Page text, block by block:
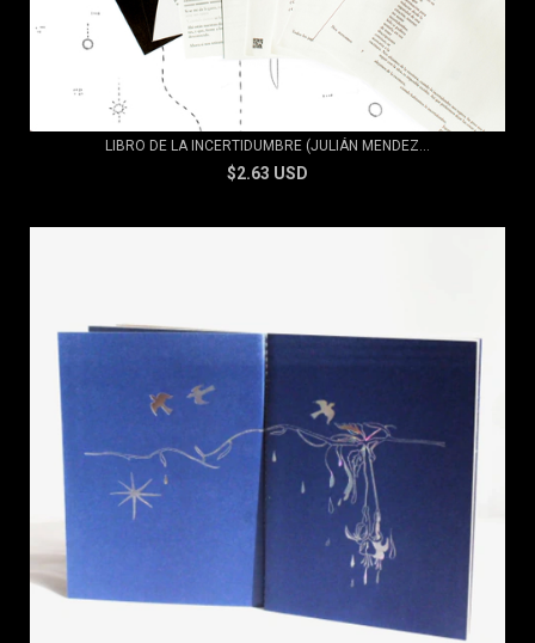
LIBRO DE LA INCERTIDUMBRE (JULIÁN MENDEZ...
$2.63 USD